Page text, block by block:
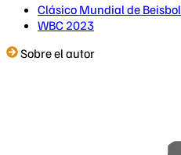
Clásico Mundial de Beisbol
WBC 2023
Sobre el autor